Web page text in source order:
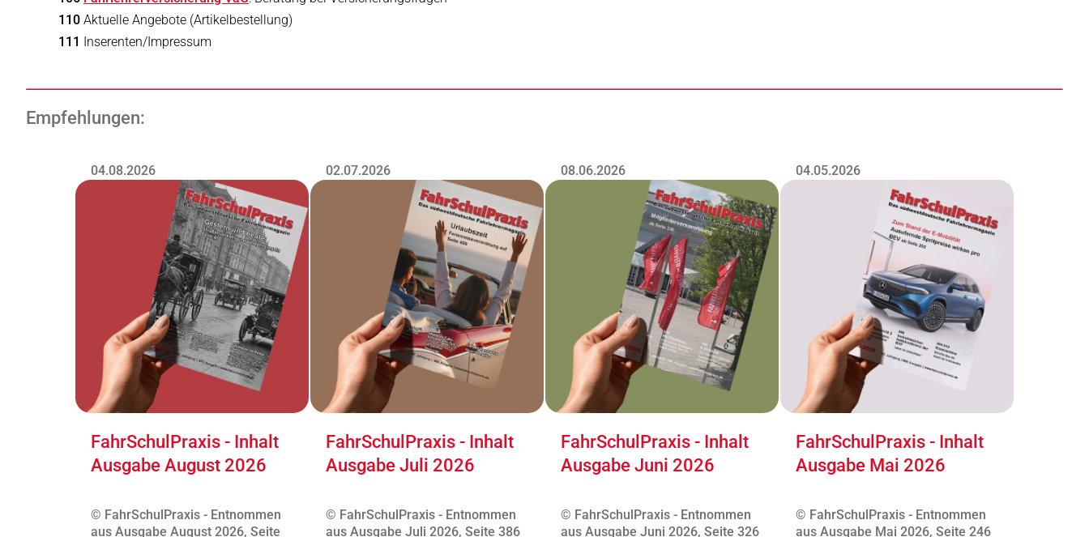
110 Aktuelle Angebote (Artikelbestellung)
111 Inserenten/Impressum
Empfehlungen:
04.08.2026
FahrSchulPraxis - Inhalt
Ausgabe August 2026
© FahrSchulPraxis - Entnommen
aus Ausgabe August 2026, Seite
02.07.2026
FahrSchulPraxis - Inhalt
Ausgabe Juli 2026
© FahrSchulPraxis - Entnommen
aus Ausgabe Juli 2026, Seite 386
08.06.2026
FahrSchulPraxis - Inhalt
Ausgabe Juni 2026
© FahrSchulPraxis - Entnommen
aus Ausgabe Juni 2026, Seite 326
04.05.2026
FahrSchulPraxis - Inhalt
Ausgabe Mai 2026
© FahrSchulPraxis - Entnommen
aus Ausgabe Mai 2026, Seite 246